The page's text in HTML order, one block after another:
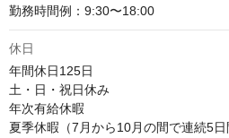
勤務時間例：9:30〜18:00
休日
年間休日125日
土・日・祝日休み
年次有給休暇
夏季休暇（7月から10月の間で連続5日